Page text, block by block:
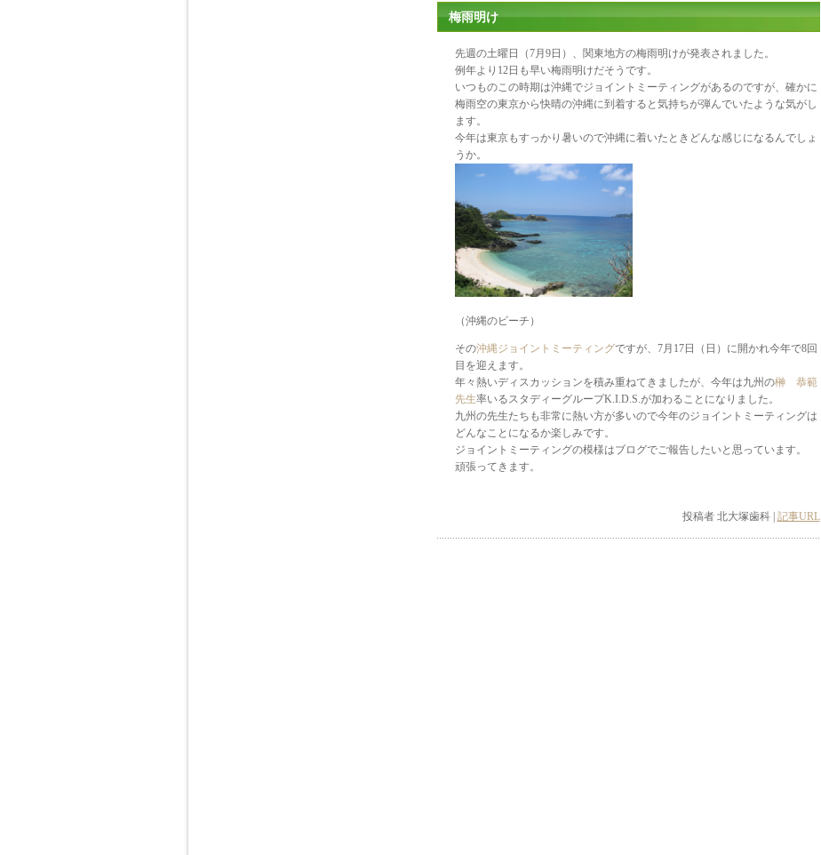
梅雨明け
先週の土曜日（7月9日）、関東地方の梅雨明けが発表されました。
例年より12日も早い梅雨明けだそうです。
いつものこの時期は沖縄でジョイントミーティングがあるのですが、確かに
梅雨空の東京から快晴の沖縄に到着すると気持ちが弾んでいたような気がし
ます。
今年は東京もすっかり暑いので沖縄に着いたときどんな感じになるんでしょ
うか。
（沖縄のビーチ）
その沖縄ジョイントミーティングですが、7月17日（日）に開かれ今年で8回
目を迎えます。
年々熱いディスカッションを積み重ねてきましたが、今年は九州の榊 恭範
先生率いるスタディーグループK.I.D.S.が加わることになりました。
九州の先生たちも非常に熱い方が多いので今年のジョイントミーティングは
どんなことになるか楽しみです。
ジョイントミーティングの模様はブログでご報告したいと思っています。
頑張ってきます。
投稿者 北大塚歯科 | 記事URL